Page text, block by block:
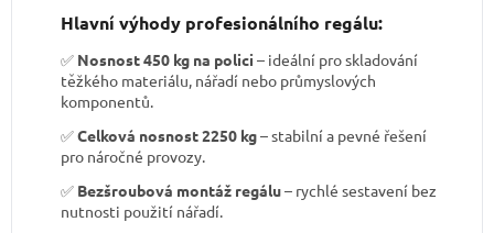
Hlavní výhody profesionálního regálu:
✅ Nosnost 450 kg na polici – ideální pro skladování
těžkého materiálu, nářadí nebo průmyslových
komponentů.
✅Celková nosnost 2250 kg– stabilní a pevné řešení
pro náročné provozy.
✅ Bezšroubová montáž regálu– rychlé sestavení bez
nutnosti použití nářadí.